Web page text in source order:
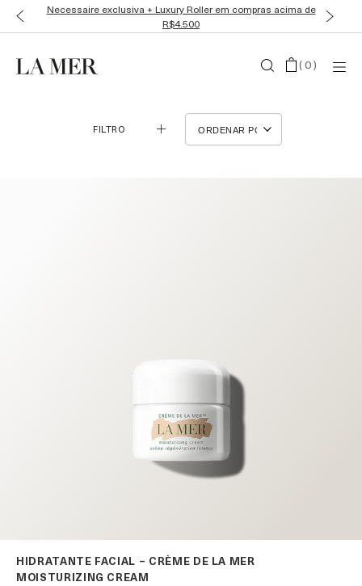
Necessaire exclusiva + Luxury Roller em compras acima de
R$4.500
(0)
FILTRO
HIDRATANTE FACIAL – CRÈME DE LA MER
MOISTURIZING CREAM